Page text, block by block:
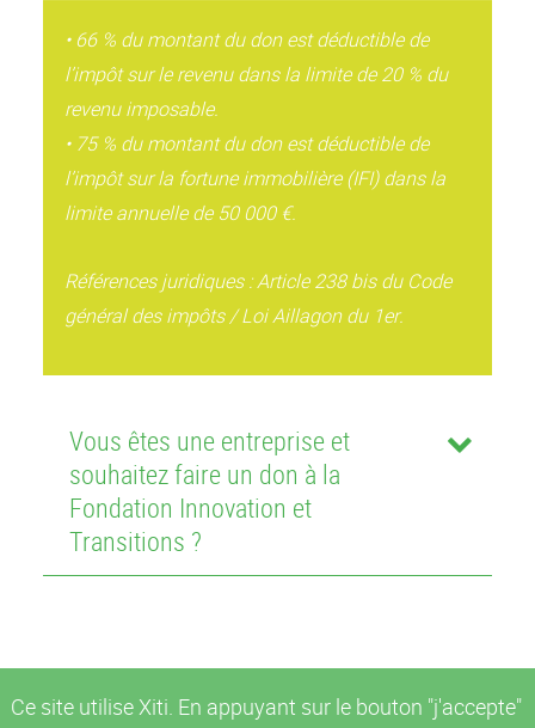
Ce site utilise Xiti. En appuyant sur le bouton "j'accepte"
• 66 % du montant du don est déductible de
l’impôt sur le revenu dans la limite de 20 % du
revenu imposable.
• 75 % du montant du don est déductible de
l’impôt sur la fortune immobilière (IFI) dans la
limite annuelle de 50 000 €.
Références juridiques : Article 238 bis du Code
général des impôts / Loi Aillagon du 1er.
Vous êtes une entreprise et
souhaitez faire un don à la
Fondation Innovation et
Transitions ?